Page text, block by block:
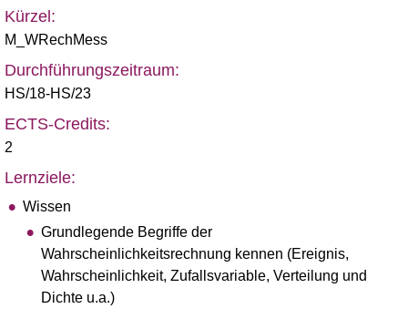
Kürzel:
M_WRechMess
Durchführungszeitraum:
HS/18-HS/23
ECTS-Credits:
2
Lernziele:
Wissen
Grundlegende Begriffe der
Wahrscheinlichkeitsrechnung kennen (Ereignis,
Wahrscheinlichkeit, Zufallsvariable, Verteilung und
Dichte u.a.)